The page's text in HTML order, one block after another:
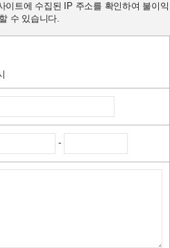
이트에 수집된 IP 주소를 확인하여 불이익
수 있습니다.
-